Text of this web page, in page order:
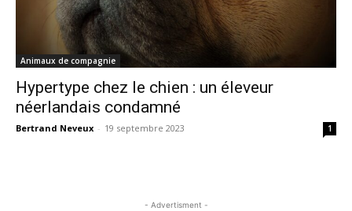
Animaux de compagnie
Hypertype chez le chien : un éleveur
néerlandais condamné
Bertrand Neveux - 19 septembre 2023 1
- Advertisment -